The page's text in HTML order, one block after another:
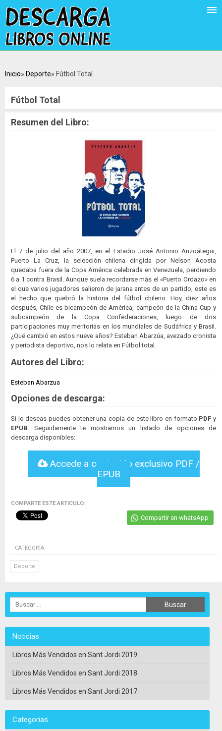
Inicio Deporte Fútbol Total
Fútbol Total
Resumen del Libro:
El 7 de julio del año 2007, en el Estadio José Antonio Anzoátegui,
Puerto La Cruz, la selección chilena dirigida por Nelson Acosta
quedaba fuera de la Copa América celebrada en Venezuela, perdiendo
6 a 1 contra Brasil. Aunque suela recordarse más el «Puerto Ordazo» en
el que varios jugadores salieron de jarana antes de un partido, este es
el hecho que quebró la historia del fútbol chileno. Hoy, diez años
después, Chile es bicampeón de América, campeón de la China Cup y
subcampeón de la Copa Confederaciones, luego de dos
participaciones muy meritorias en los mundiales de Sudáfrica y Brasil.
¿Qué cambió en estos nueve años? Esteban Abarzúa, avezado cronista
y periodista deportivo, nos lo relata en Fútbol total.
Autores del Libro:
Esteban Abarzua
Opciones de descarga:
Si lo deseas puedes obtener una copia de este libro en formato PDF y
EPUB . Seguidamente te mostramos un listado de opciones de
descarga disponibles:
Accede a contenido exclusivo PDF /
EPUB
COMPARTE ESTE ARTICULO:
Compartir en whatsApp
CATEGORÍA:
Deporte
Noticias
Libros Más Vendidos en Sant Jordi 2019
Libros Más Vendidos en Sant Jordi 2018
Libros Más Vendidos en Sant Jordi 2017
Categorias